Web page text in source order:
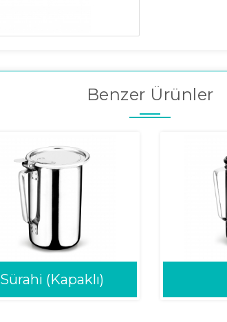
Benzer Ürünler
Sürahi (Kapaklı)